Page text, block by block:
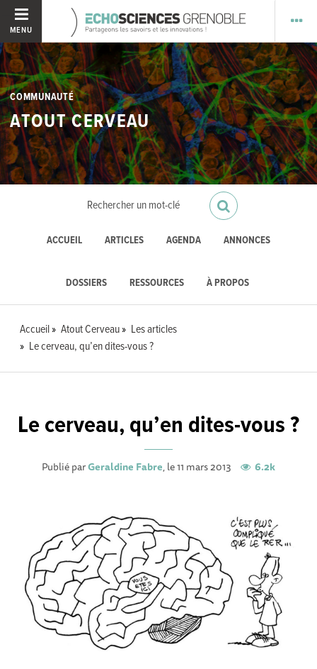
MENU
COMMUNAUTÉ
ATOUT CERVEAU
ACCUEIL ARTICLES AGENDA ANNONCES
DOSSIERS RESSOURCES À PROPOS
Accueil Atout Cerveau
Les articles
Le cerveau, qu’en dites-vous ?
Le cerveau, qu’en dites-vous ?
Publié parGeraldine Fabre, le 11 mars 2013 6.2k